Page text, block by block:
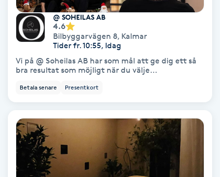
Regndroppsmassage
Reiki
Reikihealing
Reiki massage
Restorative Yoga
Rosacea
Rosenmetoden
@ SOHEILAS AB
4.6
Bilbyggarvägen 8, Kalmar
Tider fr. 10:55, Idag
Vi på @ Soheilas AB har som mål att ge dig ett så
bra resultat som möjligt när du välje...
Betala senare Presentkort